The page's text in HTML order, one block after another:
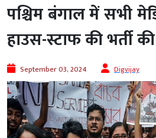
पश्चिम बंगाल में सभी
हाउस-स्टाफ की भर्ती
September 03, 2024 Digvijay